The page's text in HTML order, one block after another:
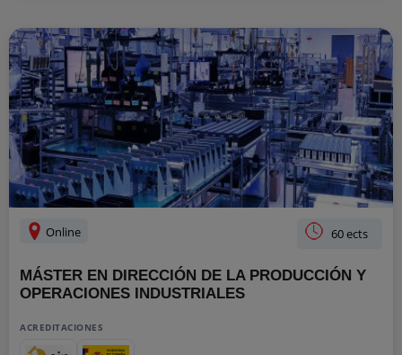
Online 60 ects
MÁSTER EN DIRECCIÓN DE LA PRODUCCIÓN Y
OPERACIONES INDUSTRIALES
ACREDITACIONES